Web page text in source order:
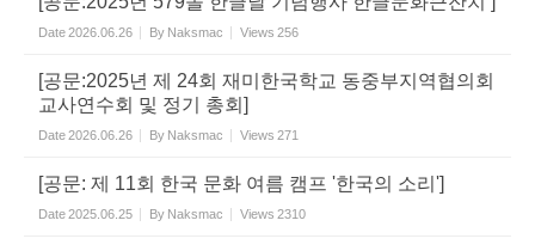
Date2026.06.26 By Naksmac Views 256
[공문:2025년 제 24회 재미한국학교 동중부지역협의회
교사연수회 및 정기 총회]
Date2026.06.26 By Naksmac Views 271
[공문: 제 11회 한국 문화 여름 캠프 '한국의 소리']
Date2025.06.25 By Naksmac Views 2310